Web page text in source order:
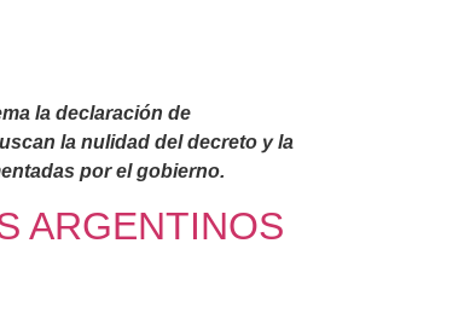
la declaración de
la nulidad del decreto y la
por el gobierno.
ARGENTINOS